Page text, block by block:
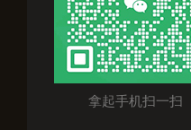
拿起手机扫一扫